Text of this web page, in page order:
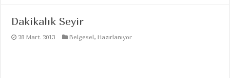
Dakikalık Seyir
28 Mart 2013 Belgesel,Hazırlanıyor